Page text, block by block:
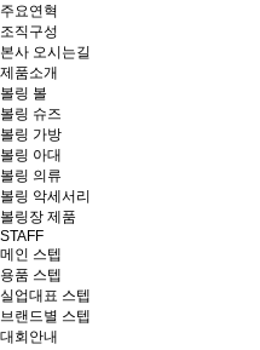
주요연혁
조직구성
본사 오시는길
제품소개
볼링 볼
볼링 슈즈
볼링 가방
볼링 아대
볼링 의류
볼링 악세서리
볼링장 제품
STAFF
메인 스텝
용품 스텝
실업대표 스텝
브랜드별 스텝
대회안내